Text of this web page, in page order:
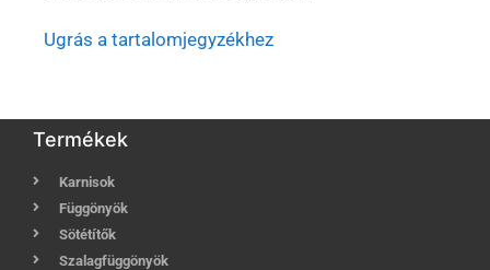
Ugrás a tartalomjegyzékhez
Termékek
Karnisok
Függönyök
Sötétítők
Szalagfüggönyök